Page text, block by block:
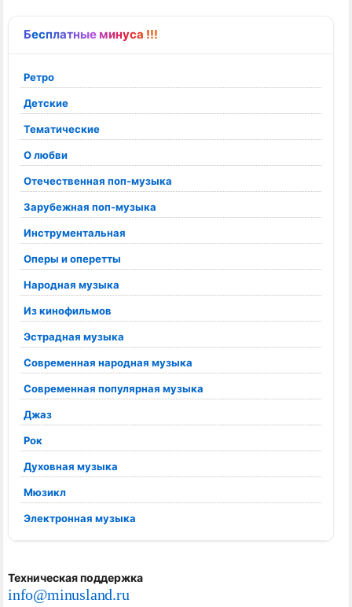
Бесплатные минуса !!!
Ретро
Детские
Тематические
О любви
Отечественная поп-музыка
Зарубежная поп-музыка
Инструментальная
Оперы и оперетты
Народная музыка
Из кинофильмов
Эстрадная музыка
Современная народная музыка
Современная популярная музыка
Джаз
Рок
Духовная музыка
Мюзикл
Электронная музыка
Техническая поддержка
info@minusland.ru